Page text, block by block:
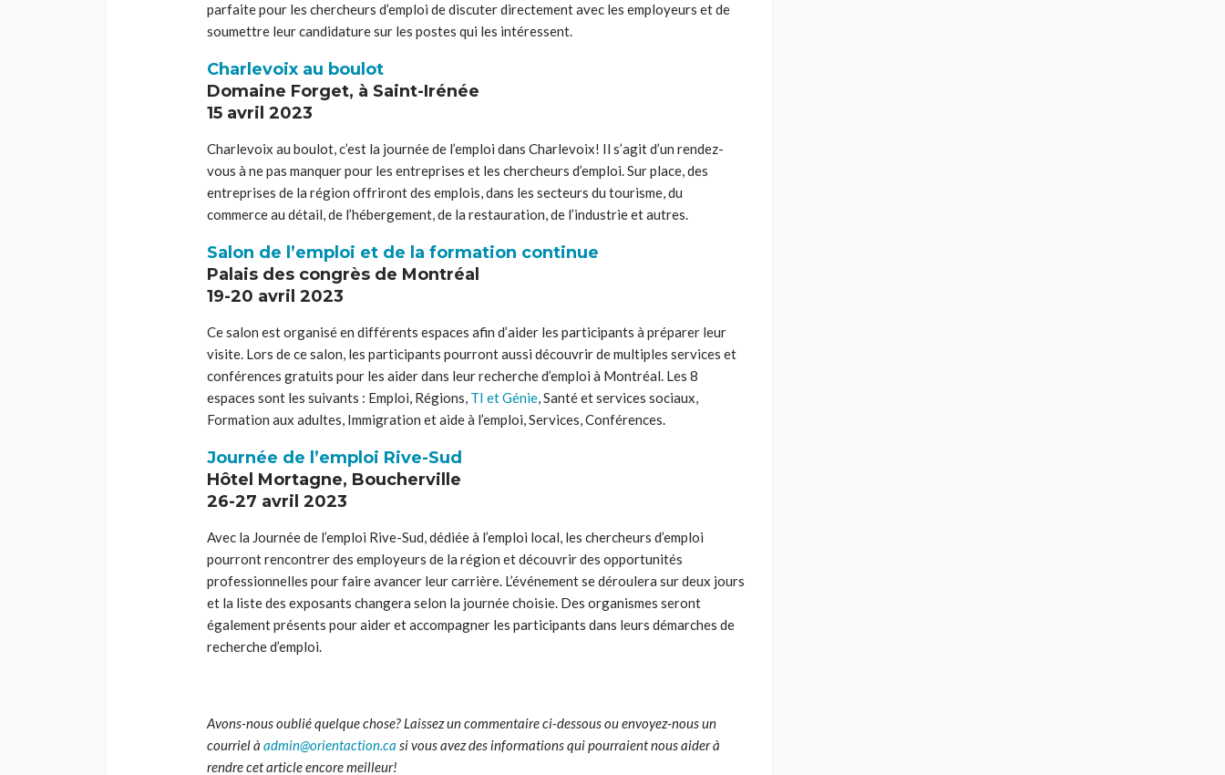
parfaite pour les chercheurs d’emploi de discuter directement avec les employeurs et de
soumettre leur candidature sur les postes qui les intéressent.
Charlevoix au boulot
Domaine Forget, à Saint-Irénée
15 avril 2023
Charlevoix au boulot, c’est la journée de l’emploi dans Charlevoix! Il s’agit d’un rendez-
vous à ne pas manquer pour les entreprises et les chercheurs d’emploi. Sur place, des
entreprises de la région offriront des emplois, dans les secteurs du tourisme, du
commerce au détail, de l’hébergement, de la restauration, de l’industrie et autres.
Salon de l’emploi et de la formation continue
Palais des congrès de Montréal
19-20 avril 2023
Ce salon est organisé en différents espaces afin d’aider les participants à préparer leur
visite. Lors de ce salon, les participants pourront aussi découvrir de multiples services et
conférences gratuits pour les aider dans leur recherche d’emploi à Montréal. Les 8
espaces sont les suivants : Emploi, Régions, TI et Génie, Santé et services sociaux,
Formation aux adultes, Immigration et aide à l’emploi, Services, Conférences.
Journée de l’emploi Rive-Sud
Hôtel Mortagne, Boucherville
26-27 avril 2023
Avec la Journée de l’emploi Rive-Sud, dédiée à l’emploi local, les chercheurs d’emploi
pourront rencontrer des employeurs de la région et découvrir des opportunités
professionnelles pour faire avancer leur carrière. L’événement se déroulera sur deux jours
et la liste des exposants changera selon la journée choisie. Des organismes seront
également présents pour aider et accompagner les participants dans leurs démarches de
recherche d’emploi.
Avons-nous oublié quelque chose? Laissez un commentaire ci-dessous ou envoyez-nous un
courriel à admin@orientaction.ca si vous avez des informations qui pourraient nous aider à
rendre cet article encore meilleur!